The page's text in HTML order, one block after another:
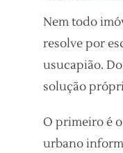
Nem todo
resolve por
usucapião.
solução
O primeiro é
urbano